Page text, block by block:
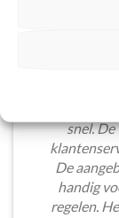
Het
snel.
De
handig
regelen.